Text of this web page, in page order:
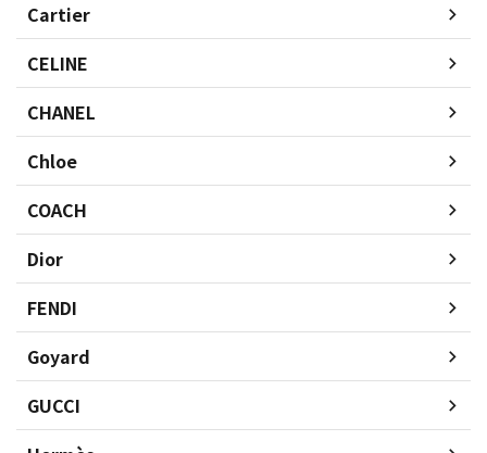
Cartier
CELINE
CHANEL
Chloe
COACH
Dior
FENDI
Goyard
GUCCI